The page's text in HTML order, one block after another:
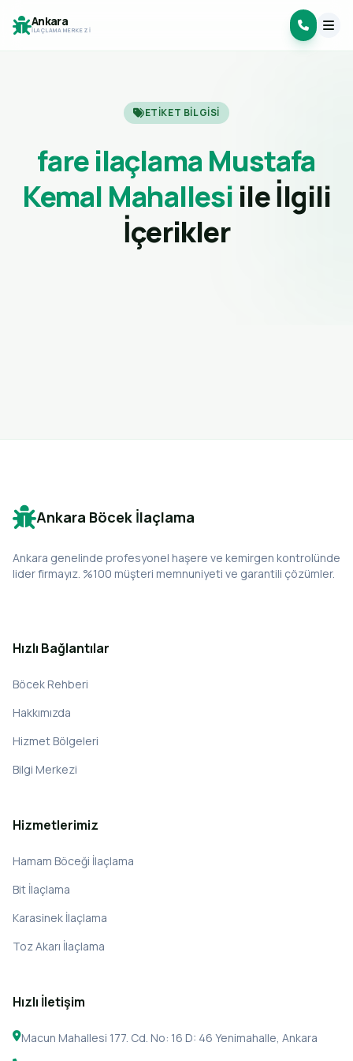
Ankara
İLAÇLAMA MERKEZI
ETIKET BILGISI
fare ilaçlama Mustafa
Kemal Mahallesi ile İlgili
İçerikler
Ankara Böcek İlaçlama
Ankara genelinde profesyonel haşere ve kemirgen kontrolünde
lider firmayız. %100 müşteri memnuniyeti ve garantili çözümler.
Hızlı Bağlantılar
Böcek Rehberi
Hakkımızda
Hizmet Bölgeleri
Bilgi Merkezi
Hizmetlerimiz
Hamam Böceği İlaçlama
Bit İlaçlama
Karasinek İlaçlama
Toz Akarı İlaçlama
Hızlı İletişim
Macun Mahallesi 177. Cd. No: 16 D: 46 Yenimahalle, Ankara